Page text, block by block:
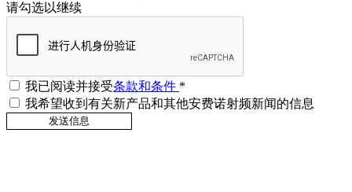
请勾选以继续
我已阅读并接受条款和条件 *
我希望收到有关新产品和其他安费诺射频新闻的信息